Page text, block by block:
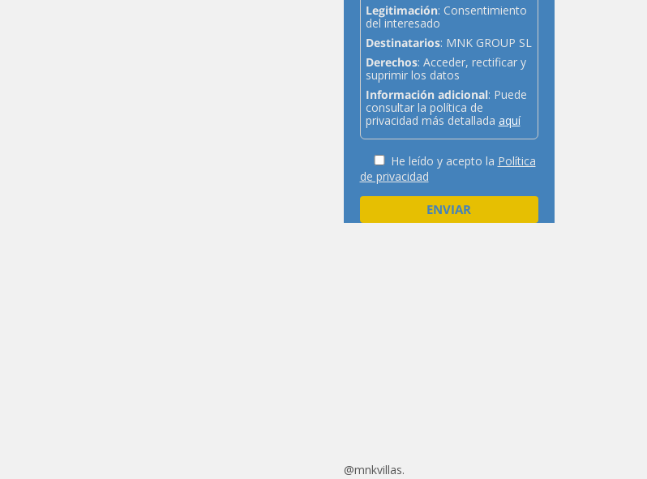
Legitimación: Consentimiento
del interesado
Destinatarios: MNK GROUP SL
Derechos: Acceder, rectificar y
suprimir los datos
Información adicional: Puede
consultar la política de
privacidad más detallada aquí
He leído y acepto la Política
de privacidad
@mnkvillas.